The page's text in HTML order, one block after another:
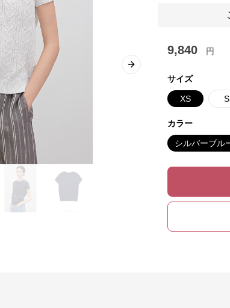
Next slide
9,840 円
サイズ
XS S
カラー
シルバーブル